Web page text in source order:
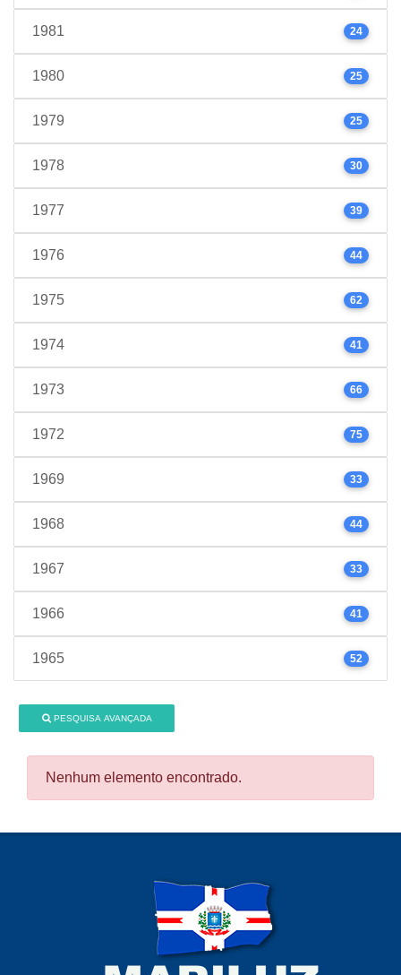
1981 24
1980 25
1979 25
1978 30
1977 39
1976 44
1975 62
1974 41
1973 66
1972 75
1969 33
1968 44
1967 33
1966 41
1965 52
PESQUISA AVANÇADA
Nenhum elemento encontrado.